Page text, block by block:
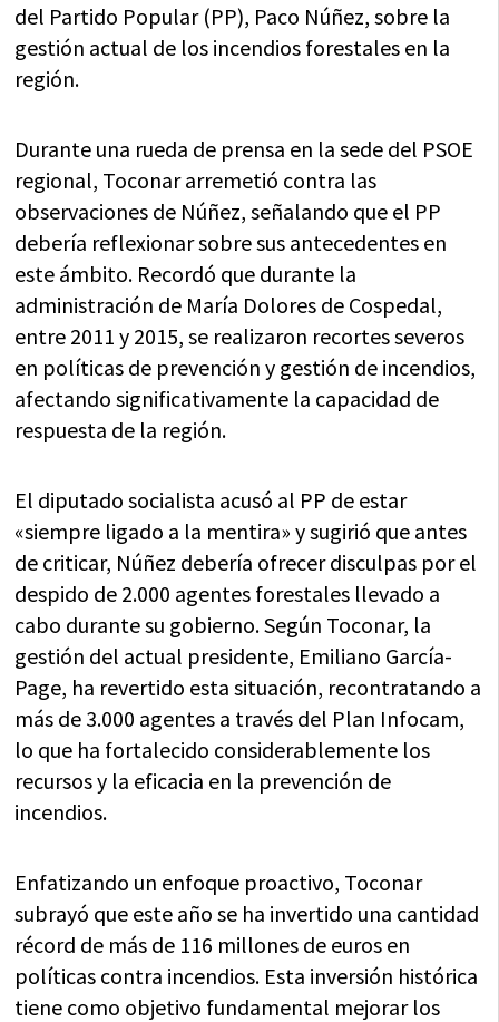
del Partido Popular (PP), Paco Núñez, sobre la
gestión actual de los incendios forestales en la
región.
Durante una rueda de prensa en la sede del PSOE
regional, Toconar arremetió contra las
observaciones de Núñez, señalando que el PP
debería reflexionar sobre sus antecedentes en
este ámbito. Recordó que durante la
administración de María Dolores de Cospedal,
entre 2011 y 2015, se realizaron recortes severos
en políticas de prevención y gestión de incendios,
afectando significativamente la capacidad de
respuesta de la región.
El diputado socialista acusó al PP de estar
«siempre ligado a la mentira» y sugirió que antes
de criticar, Núñez debería ofrecer disculpas por el
despido de 2.000 agentes forestales llevado a
cabo durante su gobierno. Según Toconar, la
gestión del actual presidente, Emiliano García-
Page, ha revertido esta situación, recontratando a
más de 3.000 agentes a través del Plan Infocam,
lo que ha fortalecido considerablemente los
recursos y la eficacia en la prevención de
incendios.
Enfatizando un enfoque proactivo, Toconar
subrayó que este año se ha invertido una cantidad
récord de más de 116 millones de euros en
políticas contra incendios. Esta inversión histórica
tiene como objetivo fundamental mejorar los